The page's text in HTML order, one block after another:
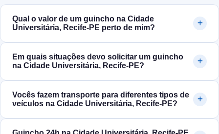
Qual o valor de um guincho na Cidade
Universitária, Recife‑PE perto de mim?
Em quais situações devo solicitar um guincho
na Cidade Universitária, Recife‑PE?
Vocês fazem transporte para diferentes tipos de
veículos na Cidade Universitária, Recife‑PE?